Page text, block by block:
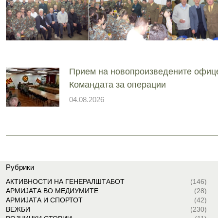
Прием на новопроизведените
Командата за операции
04.08.2026
Рубрики
АКТИВНОСТИ НА ГЕНЕРАЛШТАБОТ
(146)
АРМИЈАТА ВО МЕДИУМИТЕ
(28)
АРМИЈАТА И СПОРТОТ
(42)
ВЕЖБИ
(230)